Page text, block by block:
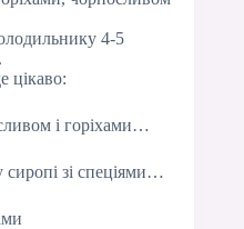
4-5
цікаво:
і горіхами…
зі спеціями…